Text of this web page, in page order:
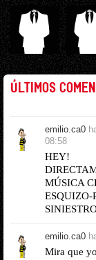
ÚLTIMOS
emilio.ca0
08:58
HEY!
MÚSICA
ESQUIZO-
emilio.ca0
Mira que